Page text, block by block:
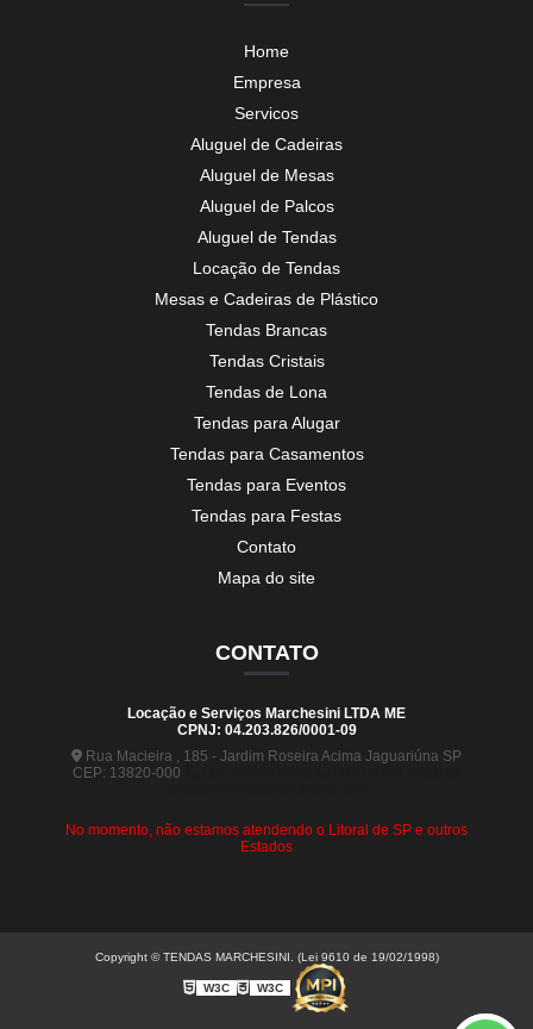
Home
Empresa
Servicos
Aluguel de Cadeiras
Aluguel de Mesas
Aluguel de Palcos
Aluguel de Tendas
Locação de Tendas
Mesas e Cadeiras de Plástico
Tendas Brancas
Tendas Cristais
Tendas de Lona
Tendas para Alugar
Tendas para Casamentos
Tendas para Eventos
Tendas para Festas
Contato
Mapa do site
CONTATO
Locação e Serviços Marchesini LTDA ME
CPNJ: 04.203.826/0001-09
Rua Macieira , 185 - Jardim Roseira Acima Jaguariúna SP
CEP: 13820-000
No momento, não estamos atendendo o Litoral de SP e outros
Estados
Copyright © TENDAS MARCHESINI. (Lei 9610 de 19/02/1998)
W3C W3C